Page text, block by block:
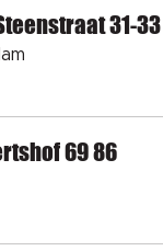
31-33
69 86